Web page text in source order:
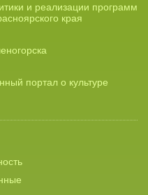
и реализации программ
края
портал о культуре